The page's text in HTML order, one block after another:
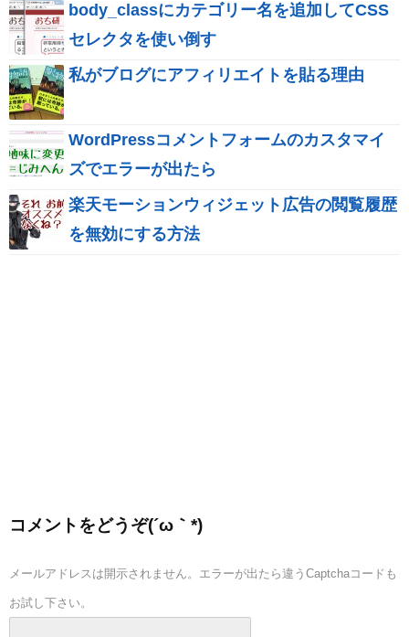
body_classにカテゴリー名を追加してCSS
セレクタを使い倒す
私がブログにアフィリエイトを貼る理由
WordPressコメントフォームのカスタマイ
ズでエラーが出たら
楽天モーションウィジェット広告の閲覧履歴
を無効にする方法
コメントをどうぞ(´ω｀*)
メールアドレスは開示されません。エラーが出たら違うCaptchaコードも
お試し下さい。